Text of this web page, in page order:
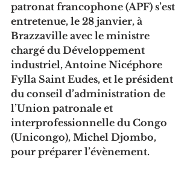
patronat francophone (APF) s’est
entretenue, le 28 janvier, à
Brazzaville avec le ministre
chargé du Développement
industriel, Antoine Nicéphore
Fylla Saint Eudes, et le président
du conseil d’administration de
l’Union patronale et
interprofessionnelle du Congo
(Unicongo), Michel Djombo,
pour préparer l’évènement.